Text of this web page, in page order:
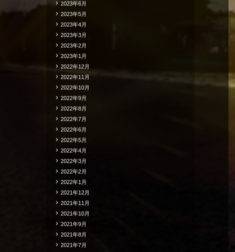
2023年6月
2023年5月
2023年4月
2023年3月
2023年2月
2023年1月
2022年12月
2022年11月
2022年10月
2022年9月
2022年8月
2022年7月
2022年6月
2022年5月
2022年4月
2022年3月
2022年2月
2022年1月
2021年12月
2021年11月
2021年10月
2021年9月
2021年8月
2021年7月